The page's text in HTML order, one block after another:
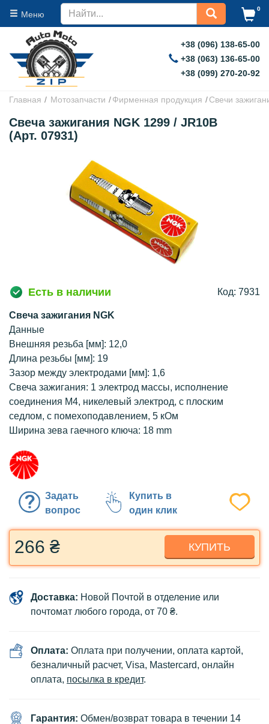
Меню
0
+38 (096) 138-65-00
+38 (063) 136-65-00
+38 (099) 270-20-92
Главная Мотозапчасти Фирменная продукция Свечи
Свеча зажигания NGK 1299 / JR10B
(Арт. 07931)
Есть в наличии Код: 7931
Свеча зажигания NGK
Данные
Внешняя резьба [мм]: 12,0
Длина резьбы [мм]: 19
Зазор между электродами [мм]: 1,6
Свеча зажигания: 1 электрод массы, исполнение
соединения М4, никелевый электрод, с плоским
седлом, с помехоподавлением, 5 кОм
Ширина зева гаечного ключа: 18 mm
Задать
вопрос
Купить в
один клик
266 ₴ КУПИТЬ
Доставка: Новой Почтой в отделение или
почтомат любого города, от 70 ₴.
Оплата: Оплата при получении, оплата картой,
безналичный расчет, Visa, Mastercard, онлайн
оплата, посылка в кредит.
Гарантия: Обмен/возврат товара в течении 14